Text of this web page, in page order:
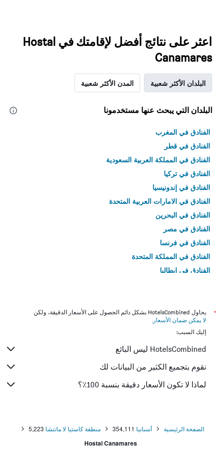
اعثر على نتائج أفضل لإقامتك في Hostal
Canamares
البلدان الأكثر شعبية المدن الأكثر شعبية
البلدان التي يبحث عنها مستخدمونا
الفنادق في المغرب
الفنادق في قطر
الفنادق في المملكة العربية السعودية
الفنادق في تركيا
الفنادق في إندونيسيا
الفنادق في الامارات العربية المتحدة
الفنادق في البحرين
الفنادق في مصر
الفنادق في فرنسا
الفنادق في المملكة المتحدة
الفنادق في إيطاليا
*
يحاول HotelsCombined بشكل دائم الحصول على الأسعار الدقيقة، ولكن
لا يمكن ضمان الأسعار .
إليك السبب:
HotelsCombined ليس البائع
نقوم بتجميع الكثير من البيانات لك
لماذا لا تكون الأسعار دقيقة بنسبة 100٪؟
الصفحة الرئيسية أسبانيا 354,111 منطقة كاستيا لا مانتشا 5,223
Hostal Canamares